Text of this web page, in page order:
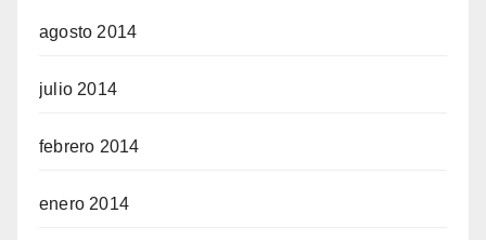
agosto 2014
julio 2014
febrero 2014
enero 2014